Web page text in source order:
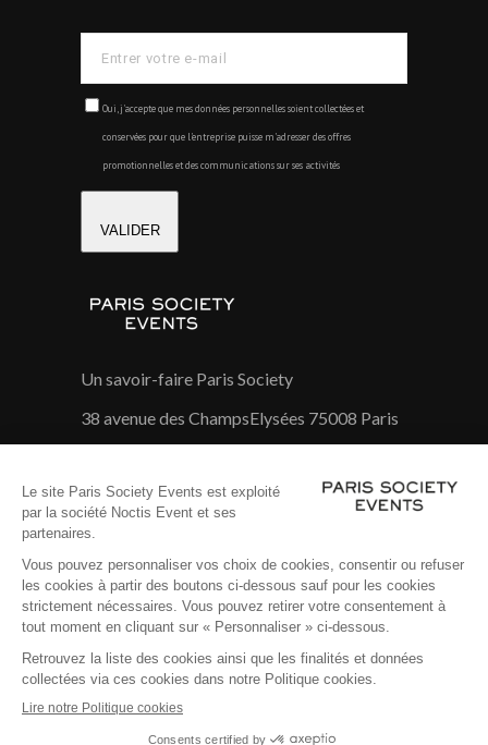
Un savoir-faire Paris Society
38 avenue des ChampsElysées 75008 Paris
Suivez notre actualité sur :
Mentions Légales
Politique cookies
Politique de protection de données
Paramétrer les cookies
Oui, j'accepte que mes données personnelles soient collectées et
conservées pour que l'entreprise puisse m'adresser des offres
promotionnelles et des communications sur ses activités
VALIDER